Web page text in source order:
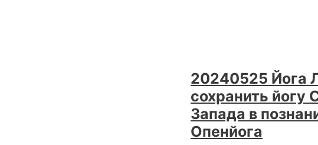
Опенйога
20240525 Йога
сохранить йогу
Запада в
Опенйога